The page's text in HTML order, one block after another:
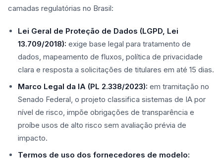
camadas regulatórias no Brasil:
Lei Geral de Proteção de Dados (LGPD, Lei
13.709/2018): exige base legal para tratamento de
dados, mapeamento de fluxos, política de privacidade
clara e resposta a solicitações de titulares em até 15 dias.
Marco Legal da IA (PL 2.338/2023): em tramitação no
Senado Federal, o projeto classifica sistemas de IA por
nível de risco, impõe obrigações de transparência e
proíbe usos de alto risco sem avaliação prévia de
impacto.
Termos de uso dos fornecedores de modelo: